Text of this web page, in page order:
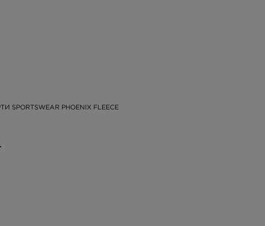
SPORTSWEAR PHOENIX FLEECE